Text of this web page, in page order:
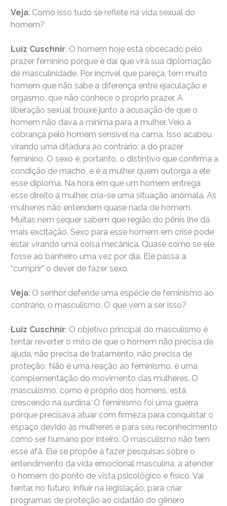
Veja: Como isso tudo se reflete na vida sexual do
homem?
Luiz Cuschnir: O homem hoje está obcecado pelo
prazer feminino porque é daí que virá sua diplomação
de masculinidade. Por incrível que pareça, tem muito
homem que não sabe a diferença entre ejaculação e
orgasmo, que não conhece o próprio prazer. A
liberação sexual trouxe junto a acusação de que o
homem não dava a mínima para a mulher. Veio a
cobrança pelo homem sensível na cama. Isso acabou
virando uma ditadura ao contrário: a do prazer
feminino. O sexo é, portanto, o distintivo que confirma a
condição de macho, e é a mulher quem outorga a ele
esse diploma. Na hora em que um homem entrega
esse direito à mulher, cria-se uma situação anômala. As
mulheres não entendem quase nada de homem.
Muitas nem sequer sabem que região do pênis lhe dá
mais excitação. Sexo para esse homem em crise pode
estar virando uma coisa mecânica. Quase como se ele
fosse ao banheiro uma vez por dia. Ele passa a
“cumprir” o dever de fazer sexo.
Veja: O senhor defende uma espécie de feminismo ao
contrário, o masculismo. O que vem a ser isso?
Luiz Cuschnir: O objetivo principal do masculismo é
tentar reverter o mito de que o homem não precisa de
ajuda, não precisa de tratamento, não precisa de
proteção. Não é uma reação ao feminismo. é uma
complementação do movimento das mulheres. O
masculismo, como é próprio dos homens, está
crescendo na surdina. O feminismo foi uma guerra
porque precisava atuar com firmeza para conquistar o
espaço devido às mulheres e para seu reconhecimento
como ser humano por inteiro. O masculismo não tem
esse afã. Ele se propõe a fazer pesquisas sobre o
entendimento da vida emocional masculina, a atender
o homem do ponto de vista psicológico e físico. Vai
tentar, no futuro, influir na legislação, para criar
programas de proteção ao cidadão do gênero